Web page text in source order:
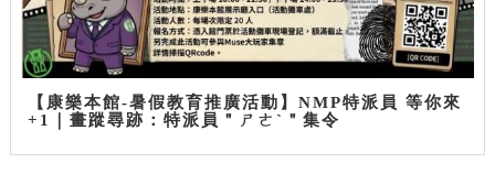
【康樂本館-暑假教育推廣活動】NMP特派員 等你來
+1｜畫蹤尋跡：特派員＂ㄕㄜˋ＂集令